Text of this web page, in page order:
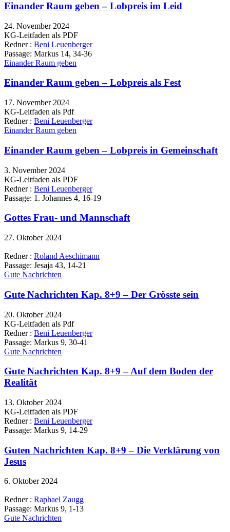
Einander Raum geben – Lobpreis im Leid
24. November 2024
KG-Leitfaden als PDF
Redner : Beni Leuenberger
Passage: Markus 14, 34-36
Einander Raum geben
Einander Raum geben – Lobpreis als Fest
17. November 2024
KG-Leitfaden als Pdf
Redner : Beni Leuenberger
Einander Raum geben
Einander Raum geben – Lobpreis in Gemeinschaft
3. November 2024
KG-Leitfaden als PDF
Redner : Beni Leuenberger
Passage: 1. Johannes 4, 16-19
Gottes Frau- und Mannschaft
27. Oktober 2024
Redner : Roland Aeschimann
Passage: Jesaja 43, 14-21
Gute Nachrichten
Gute Nachrichten Kap. 8+9 – Der Grösste sein
20. Oktober 2024
KG-Leitfaden als Pdf
Redner : Beni Leuenberger
Passage: Markus 9, 30-41
Gute Nachrichten
Gute Nachrichten Kap. 8+9 – Auf dem Boden der
Realität
13. Oktober 2024
KG-Leitfaden als PDF
Redner : Beni Leuenberger
Passage: Markus 9, 14-29
Guten Nachrichten Kap. 8+9 – Die Verklärung von
Jesus
6. Oktober 2024
Redner : Raphael Zaugg
Passage: Markus 9, 1-13
Gute Nachrichten